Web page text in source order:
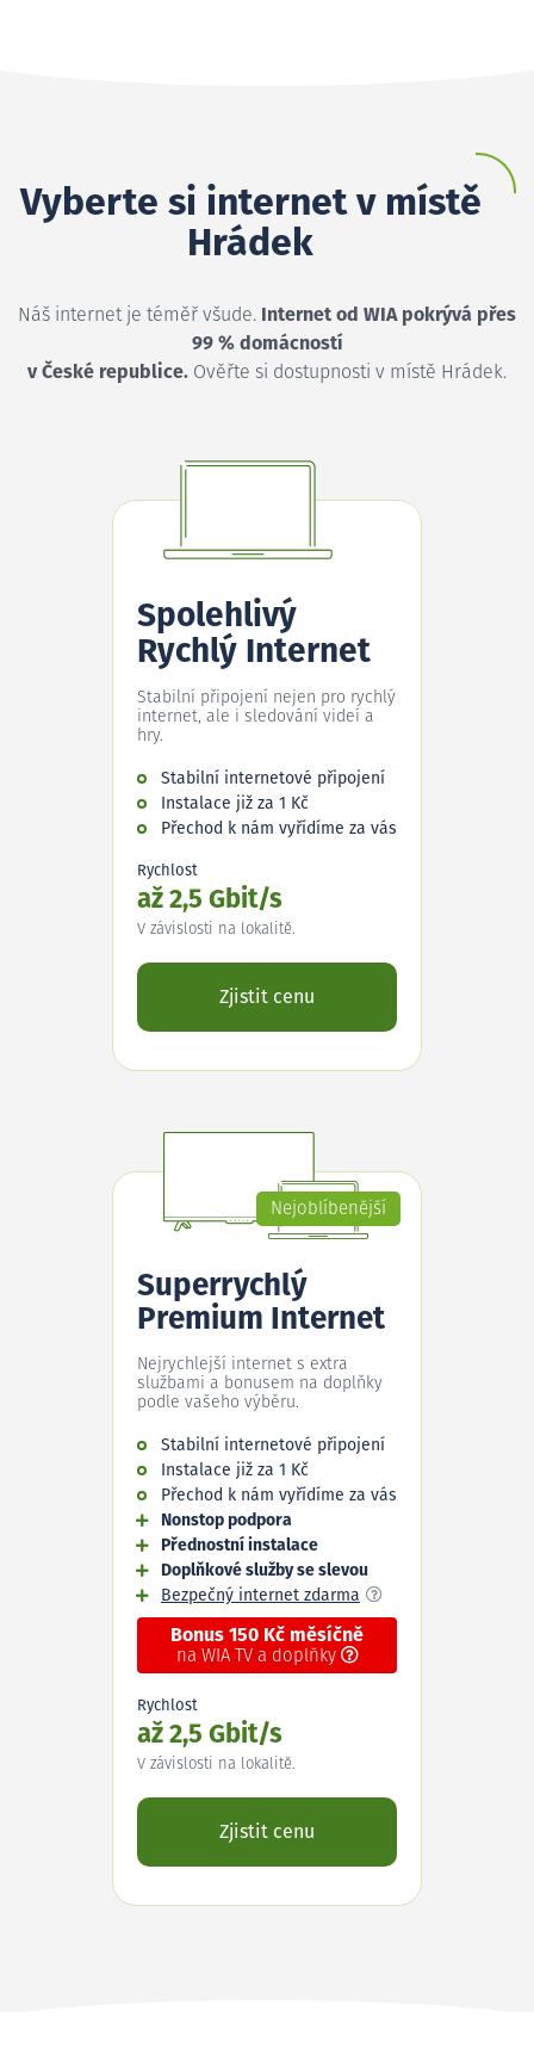
Vyberte si internet v místě
Hrádek
Náš internet je téměř všude. Internet od WIA pokrývá přes
99 % domácností
v České republice. Ověřte si dostupnosti v místě Hrádek.
Spolehlivý
Rychlý Internet
Stabilní připojení nejen pro rychlý
internet, ale i sledování videí a
hry.
Stabilní internetové připojení
Instalace již za 1 Kč
Přechod k nám vyřídíme za vás
Rychlost
až 2,5 Gbit/s
V závislosti na lokalitě.
Zjistit cenu
Nejoblíbenější
Superrychlý
Premium Internet
Nejrychlejší internet s extra
službami a bonusem na doplňky
podle vašeho výběru.
Stabilní internetové připojení
Instalace již za 1 Kč
Přechod k nám vyřídíme za vás
Nonstop podpora
Přednostní instalace
Doplňkové služby se slevou
Bezpečný internet zdarma
Bonus 150 Kč měsíčně
na WIA TV a doplňky
Rychlost
až 2,5 Gbit/s
V závislosti na lokalitě.
Zjistit cenu